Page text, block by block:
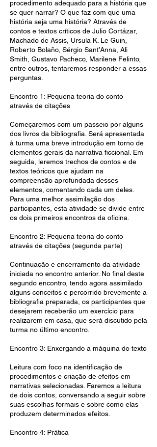
procedimento adequado para a história que
se quer narrar? O que faz com que uma
história seja uma história? Através de
contos e textos críticos de Julio Cortázar,
Machado de Assis, Ursula K. Le Guin,
Roberto Bolaño, Sérgio Sant’Anna, Ali
Smith, Gustavo Pacheco, Marilene Felinto,
entre outros, tentaremos responder a essas
perguntas.
Encontro 1: Pequena teoria do conto
através de citações
Começaremos com um passeio por alguns
dos livros da bibliografia. Será apresentada
à turma uma breve introdução em torno de
elementos gerais da narrativa ficcional. Em
seguida, leremos trechos de contos e de
textos teóricos que ajudam na
compreensão aprofundada desses
elementos, comentando cada um deles.
Para uma melhor assimilação dos
participantes, esta atividade se divide entre
os dois primeiros encontros da oficina.
Encontro 2: Pequena teoria do conto
através de citações (segunda parte)
Continuação e encerramento da atividade
iniciada no encontro anterior. No final deste
segundo encontro, tendo agora assimilado
alguns conceitos e percorrido brevemente a
bibliografia preparada, os participantes que
desejarem receberão um exercício para
realizarem em casa, que será discutido pela
turma no último encontro.
Encontro 3: Enxergando a máquina do texto
Leitura com foco na identificação de
procedimentos e criação de efeitos em
narrativas selecionadas. Faremos a leitura
de dois contos, conversando a seguir sobre
suas escolhas formais e sobre como elas
produzem determinados efeitos.
Encontro 4: Prática